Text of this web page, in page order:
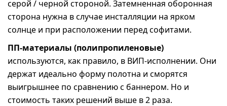
серой / черной стороной. Затемненная оборонная
сторона нужна в случае инсталляции на ярком
солнце и при расположении перед софитами.
ПП-материалы (полипропиленовые)
используются, как правило, в ВИП-исполнении. Они
держат идеально форму полотна и сморятся
выигрышнее по сравнению с баннером. Но и
стоимость таких решений выше в 2 раза.